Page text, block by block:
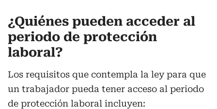
¿Quiénes pueden acceder al
periodo de protección
laboral?
Los requisitos que contempla la ley para que
un trabajador pueda tener acceso al periodo
de protección laboral incluyen: